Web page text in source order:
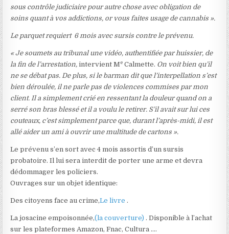
sous contrôle judiciaire pour autre chose avec obligation de
soins quant à vos addictions, or vous faites usage de cannabis ».
Le parquet requiert 6 mois avec sursis contre le prévenu.
« Je soumets au tribunal une vidéo, authentifiée par huissier, de
la fin de l’arrestation, intervient Me Calmette. On voit bien qu’il
ne se débat pas. De plus, si le barman dit que l’interpellation s’est
bien déroulée, il ne parle pas de violences commises par mon
client. Il a simplement crié en ressentant la douleur quand on a
serré son bras blessé et il a voulu le retirer. S’il avait sur lui ces
couteaux, c’est simplement parce que, durant l’après-midi, il est
allé aider un ami à ouvrir une multitude de cartons ».
Le prévenu s’en sort avec 4 mois assortis d’un sursis
probatoire. Il lui sera interdit de porter une arme et devra
dédommager les policiers.
Ouvrages sur un objet identique:
Des citoyens face au crime,Le livre.
La josacine empoisonnée,(la couverture). Disponible à l’achat
sur les plateformes Amazon, Fnac, Cultura ….